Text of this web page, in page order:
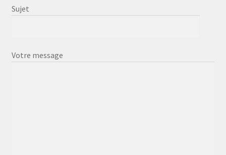
Sujet
Votre message